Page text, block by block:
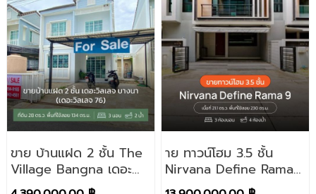
ขาย บ้านแฝด 2 ชั้น The
Village Bangna เดอะ
วิลเลจ บางนา (เดอะ
าย ทาวน์โฮม 3.5 ชั้น
Nirvana Define Rama
9 เนอวานา ดีฟายน์